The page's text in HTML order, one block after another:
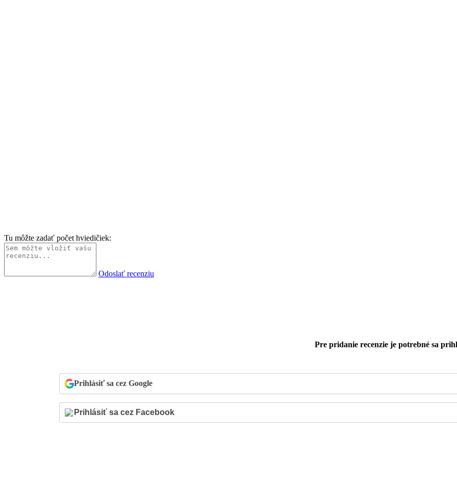
Tu môžte zadať počet hviedičiek:
Odoslať recenziu
Pre pridanie recenzie je potrebné sa
Prihlásiť sa cez Google